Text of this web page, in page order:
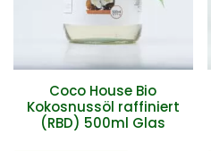
Coco House Bio
Kokosnussöl raffiniert
(RBD) 500ml Glas